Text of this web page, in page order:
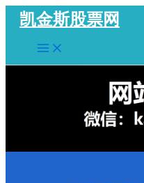
容
凯金斯股票网
Main
Menu